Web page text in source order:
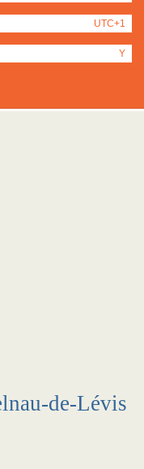
UTC+1
Y
de-Lévis